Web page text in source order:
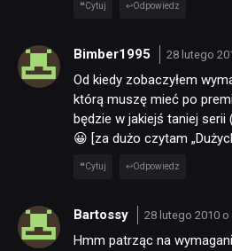
Cytuj Odpowiedz
Bimber1995 28 lutego
Od kiedy zobaczyłem
którą muszę mieć po
będzie w jakiejś taniej
😀 [za dużo czytam
Cytuj Odpowiedz
Bartossy 28 lutego 2010 o
Hmm patrząc na